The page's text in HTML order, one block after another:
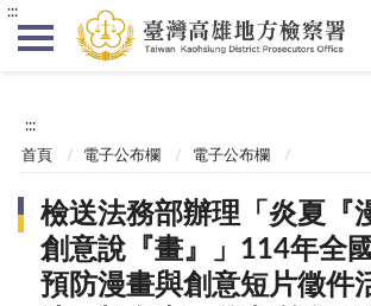
:::
:::
首頁 電子公布欄 電子公布欄
檢送法務部辦理「炎夏『
創意說『畫』」114年全
預防漫畫與創意短片徵件